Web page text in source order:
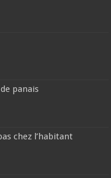
panais
chez l’habitant